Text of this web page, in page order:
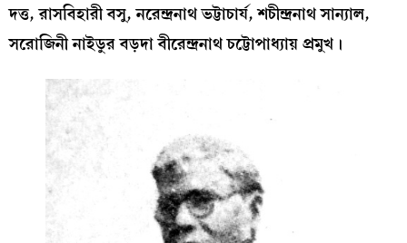
দত্ত, রাসবিহারী বসু, নরেন্দ্রনাথ ভট্টাচার্য, শচীন্দ্রনাথ সান‍্যাল,
সরোজিনী নাইডুর বড়দা বীরেন্দ্রনাথ চট্টোপাধ্যায় প্রমুখ।